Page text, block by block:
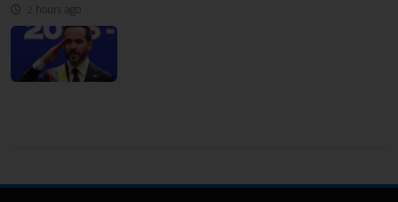
2 hours ago